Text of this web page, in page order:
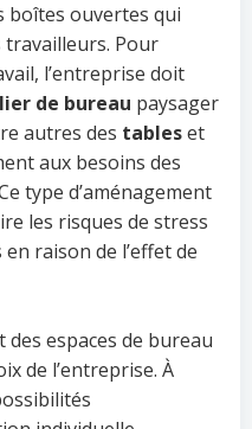
boîtes ouvertes qui
Pour
l’entreprise doit
de bureau paysager
autres des tableset
aux besoins des
type d’aménagement
les risques de stress
raison de l’effet de
des espaces de bureau
de l’entreprise. À